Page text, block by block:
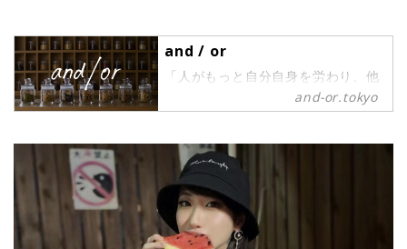
and / or
「人がもっと自分自身を労わり、他
人を想いやる、優しい世界が広がり
ますように。」を理念に。 現代の多
「味」「素材」「食べ方」「栄養バ
ランス」の観点によりデザイン、カ
スタマイズされたグラノーラを製造
販売しています。 東京・上野桜木の
緑とアートにあふれる土地からお届
けします。
and-or.tokyo